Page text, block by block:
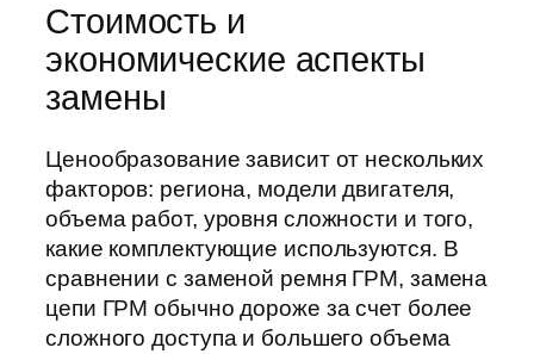
Стоимость и
экономические аспекты
замены
Ценообразование зависит от нескольких
факторов: региона, модели двигателя,
объема работ, уровня сложности и того,
какие комплектующие используются. В
сравнении с заменой ремня ГРМ, замена
цепи ГРМ обычно дороже за счет более
сложного доступа и большего объема